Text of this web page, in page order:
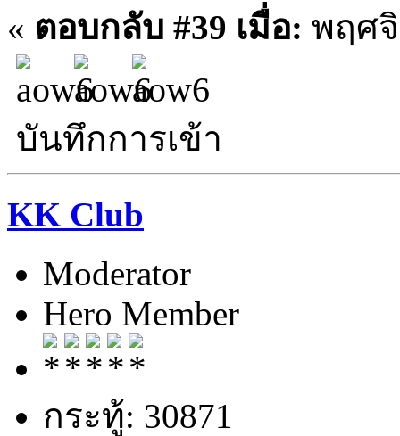
« ตอบกลับ #39 เมื่อ: พฤศจิ
บันทึกการเข้า
KK Club
Moderator
Hero Member
กระทู้: 30871